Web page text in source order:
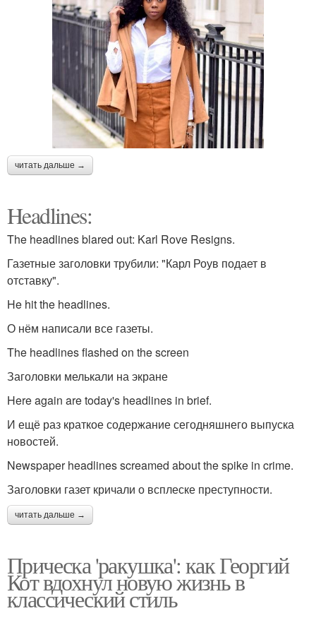
читать дальше →
Headlines:
The headlines blared out: Karl Rove Resigns.
Газетные заголовки трубили: "Карл Роув подает в
отставку".
He hit the headlines.
О нём написали все газеты.
The headlines flashed on the screen
Заголовки мелькали на экране
Here again are today's headlines in brief.
И ещё раз краткое содержание сегодняшнего выпуска
новостей.
Newspaper headlines screamed about the spike in crime.
Заголовки газет кричали о всплеске преступности.
читать дальше →
Прическа 'ракушка': как Георгий
Кот вдохнул новую жизнь в
классический стиль